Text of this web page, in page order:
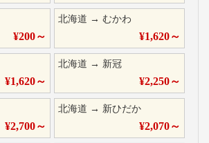
¥200～
北海道 →むかわ
¥1,620～
¥1,620～
北海道 → 新冠
¥2,250～
¥2,700～
北海道 → 新ひだか
¥2,070～